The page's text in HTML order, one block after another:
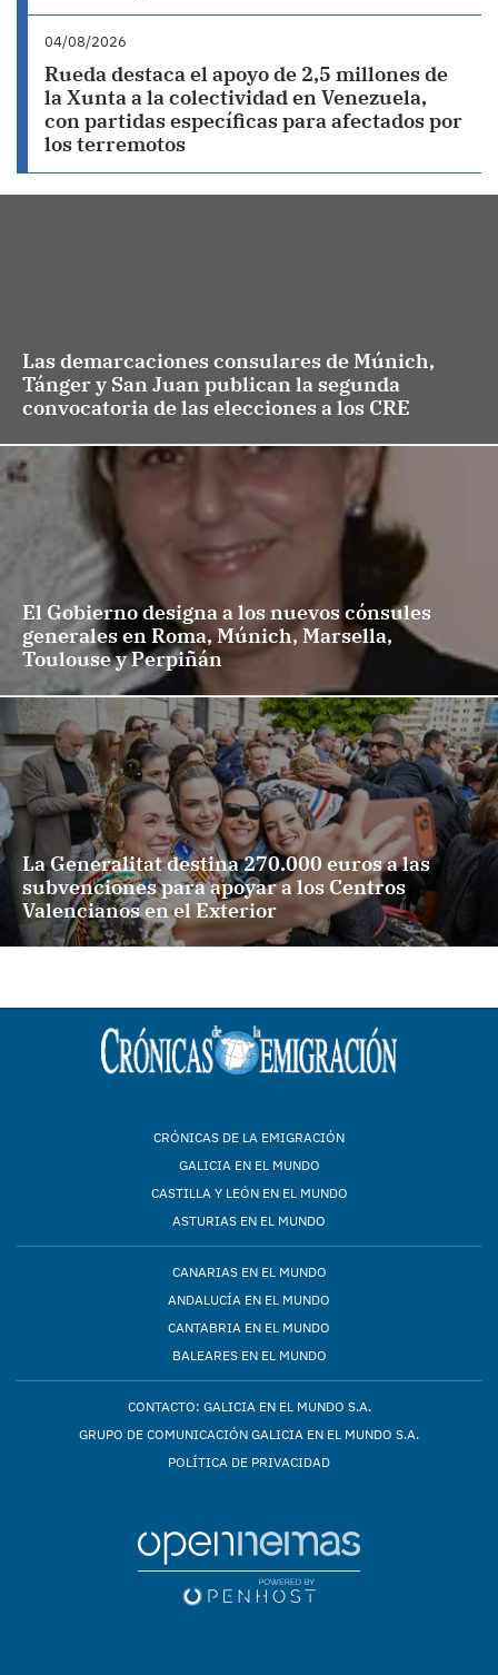
04/08/2026
Rueda destaca el apoyo de 2,5 millones de
la Xunta a la colectividad en Venezuela,
con partidas específicas para afectados por
los terremotos
Las demarcaciones consulares de Múnich,
Tánger y San Juan publican la segunda
convocatoria de las elecciones a los CRE
El Gobierno designa a los nuevos cónsules
generales en Roma, Múnich, Marsella,
Toulouse y Perpiñán
La Generalitat destina 270.000 euros a las
subvenciones para apoyar a los Centros
Valencianos en el Exterior
CRÓNICAS DE LA EMIGRACIÓN
GALICIA EN EL MUNDO
CASTILLA Y LEÓN EN EL MUNDO
ASTURIAS EN EL MUNDO
CANARIAS EN EL MUNDO
ANDALUCÍA EN EL MUNDO
CANTABRIA EN EL MUNDO
BALEARES EN EL MUNDO
CONTACTO: GALICIA EN EL MUNDO S.A.
GRUPO DE COMUNICACIÓN GALICIA EN EL MUNDO S.A.
POLÍTICA DE PRIVACIDAD